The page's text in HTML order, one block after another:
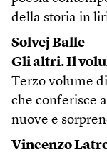
della storia in
Solvej Balle
Gli altri. Il
Terzo volume
che conferisce
nuove e
Vincenzo